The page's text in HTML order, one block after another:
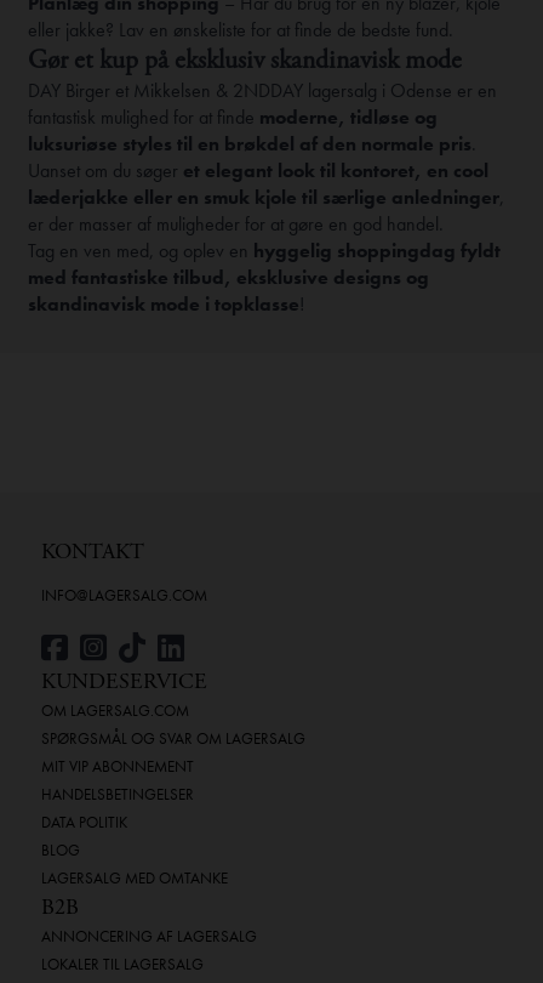
eller jakke? Lav en ønskeliste for at finde de bedste fund.
Gør et kup på eksklusiv skandinavisk mode
DAY Birger et Mikkelsen & 2NDDAY lagersalg i Odense er en
fantastisk mulighed for at finde moderne, tidløse og
luksuriøse styles til en brøkdel af den normale pris
Uanset om du søger et elegant look til kontoret, en cool
læderjakke eller en smuk kjole til særlige anledninger,
er der masser af muligheder for at gøre en god handel.
Tag en ven med, og oplev en hyggelig shoppingdag fyldt
med fantastiske tilbud, eksklusive designs og
skandinavisk mode i topklasse!
KONTAKT
INFO@LAGERSALG.COM
KUNDESERVICE
OM LAGERSALG.COM
SPØRGSMÅL OG SVAR OM LAGERSALG
MIT VIP ABONNEMENT
HANDELSBETINGELSER
DATA POLITIK
BLOG
LAGERSALG MED OMTANKE
B2B
ANNONCERING AF LAGERSALG
LOKALER TIL LAGERSALG